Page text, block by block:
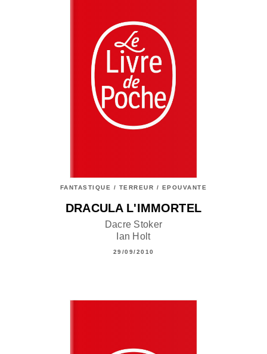
FANTASTIQUE / TERREUR / EPOUVANTE
DRACULA L'IMMORTEL
Dacre Stoker
Ian Holt
29/09/2010